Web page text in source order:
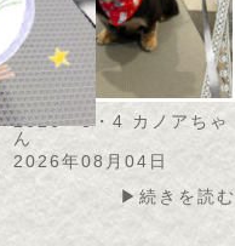
2026・8・4 カノアちゃ
ん
2026年08月04日
▶続きを読む